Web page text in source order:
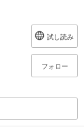
試し読み
フォロー